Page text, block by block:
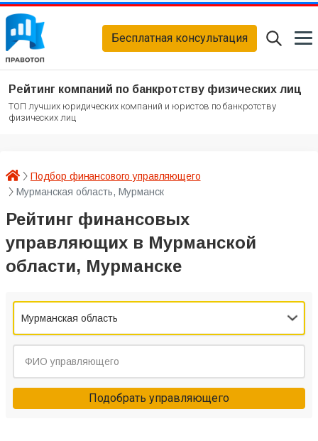
Бесплатная консультация
Рейтинг компаний по банкротству физических лиц
ТОП лучших юридических компаний и юристов по банкротству
физических лиц
Подбор финансового управляющего
Мурманская область, Мурманск
Рейтинг финансовых
управляющих в Мурманской
области, Мурманске
Мурманская область
Подобрать управляющего